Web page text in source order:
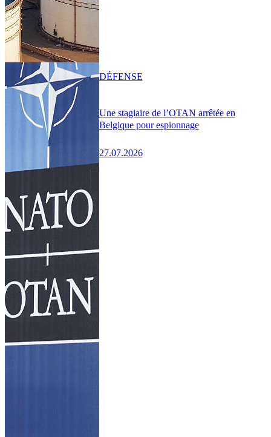
Une stagiaire de l’OTAN arrêtée en
Belgique pour espionnage
27.07.2026
DÉFENSE